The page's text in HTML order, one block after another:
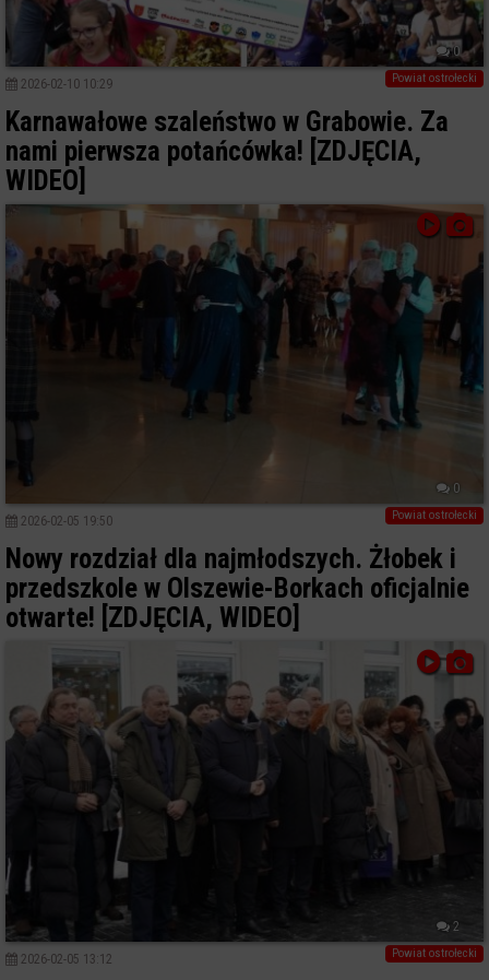
0
Powiat ostrołecki
2026-02-10 10:29
Karnawałowe szaleństwo w Grabowie. Za
nami pierwsza potańcówka! [ZDJĘCIA,
WIDEO]
0
Powiat ostrołecki
2026-02-05 19:50
Nowy rozdział dla najmłodszych. Żłobek i
przedszkole w Olszewie-Borkach oficjalnie
otwarte! [ZDJĘCIA, WIDEO]
2
Powiat ostrołecki
2026-02-05 13:12